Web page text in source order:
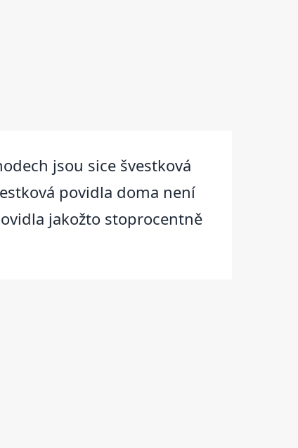
jsou sice švestková
povidla doma není
jakožto stoprocentně